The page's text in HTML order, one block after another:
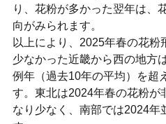
り、花粉が多かった翌年は、
向がみられます。
以上により、2025年春の花粉
少なかった近畿から西の地方
例年（過去10年の平均）を超
す。東北は2024年春の花粉が
なり少なく、南部では2024年